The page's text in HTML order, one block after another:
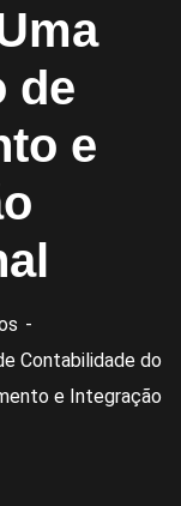
de
e
Contabilidade do
e Integração